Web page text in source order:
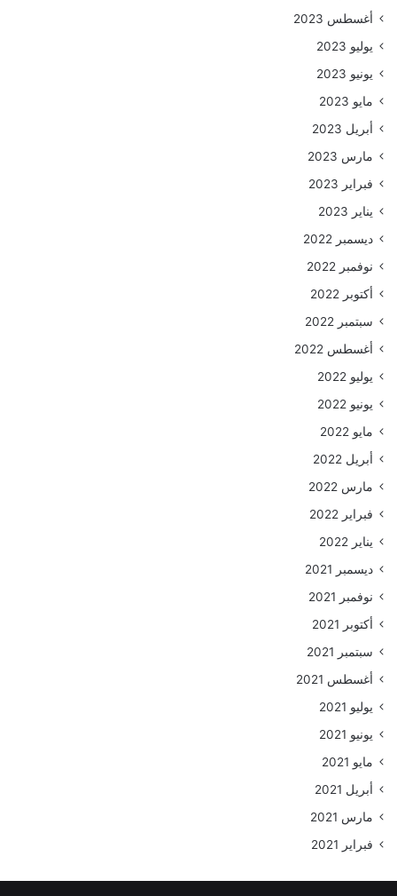
أغسطس 2023
يوليو 2023
يونيو 2023
مايو 2023
أبريل 2023
مارس 2023
فبراير 2023
يناير 2023
ديسمبر 2022
نوفمبر 2022
أكتوبر 2022
سبتمبر 2022
أغسطس 2022
يوليو 2022
يونيو 2022
مايو 2022
أبريل 2022
مارس 2022
فبراير 2022
يناير 2022
ديسمبر 2021
نوفمبر 2021
أكتوبر 2021
سبتمبر 2021
أغسطس 2021
يوليو 2021
يونيو 2021
مايو 2021
أبريل 2021
مارس 2021
فبراير 2021